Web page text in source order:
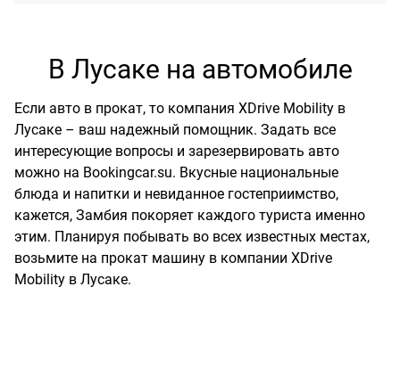
В Лусаке на автомобиле
Если авто в прокат, то компания XDrive Mobility в
Лусаке – ваш надежный помощник. Задать все
интересующие вопросы и зарезервировать авто
можно на Bookingcar.su. Вкусные национальные
блюда и напитки и невиданное гостеприимство,
кажется, Замбия покоряет каждого туриста именно
этим. Планируя побывать во всех известных местах,
возьмите на прокат машину в компании XDrive
Mobility в Лусаке.